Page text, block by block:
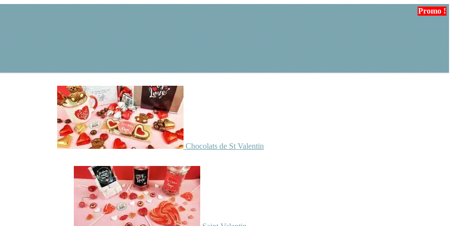
Chocolats de St Valentin
Promo !
Promo !
Promo !
Promo !